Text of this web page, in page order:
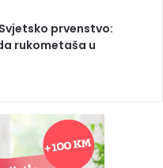
prvenstvo:
rukometaša u